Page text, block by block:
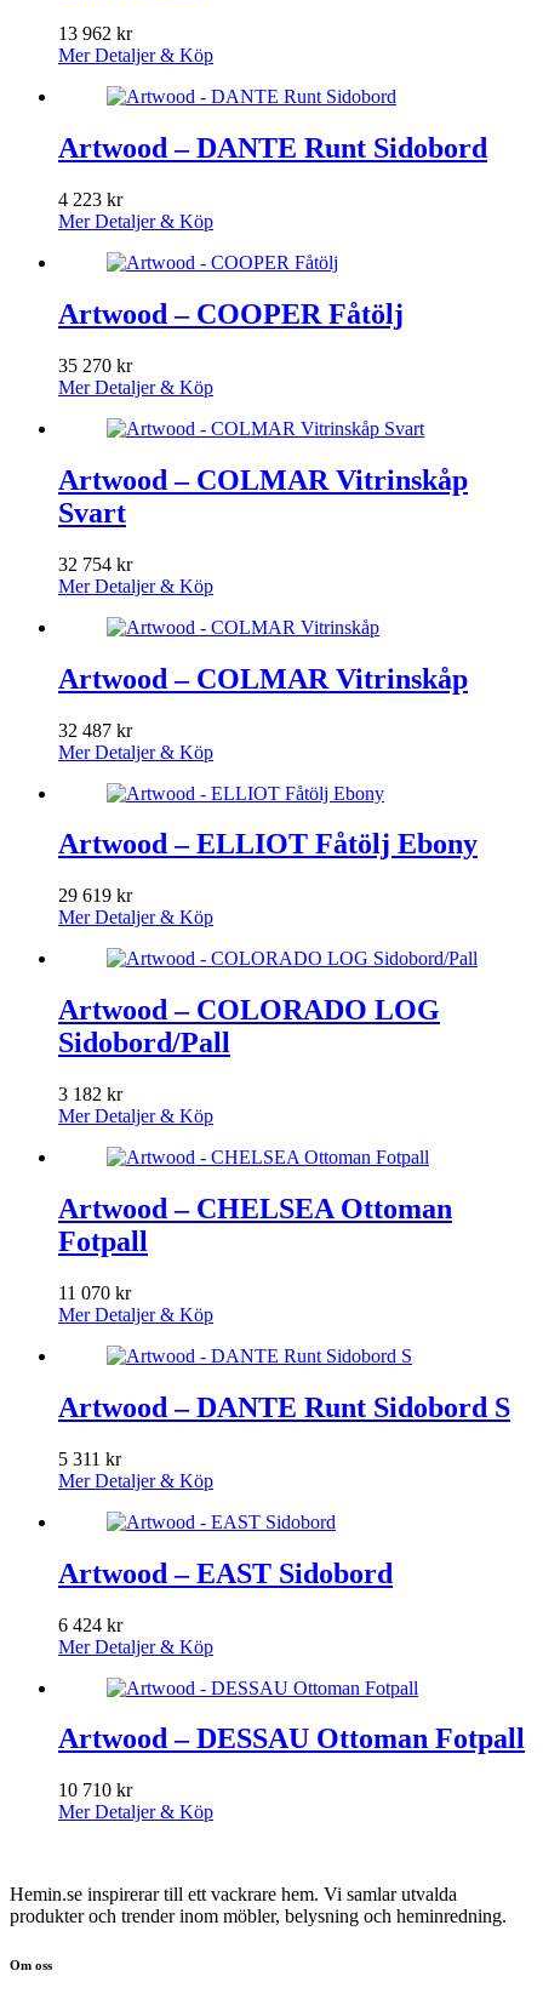
13 962 kr
Mer Detaljer & Köp
Artwood – DANTE Runt Sidobord
4 223 kr
Mer Detaljer & Köp
Artwood – COOPER Fåtölj
35 270 kr
Mer Detaljer & Köp
Artwood – COLMAR Vitrinskåp
Svart
32 754 kr
Mer Detaljer & Köp
Artwood – COLMAR Vitrinskåp
32 487 kr
Mer Detaljer & Köp
Artwood – ELLIOT Fåtölj Ebony
29 619 kr
Mer Detaljer & Köp
Artwood – COLORADO LOG
Sidobord/Pall
3 182 kr
Mer Detaljer & Köp
Artwood – CHELSEA Ottoman
Fotpall
11 070 kr
Mer Detaljer & Köp
Artwood – DANTE Runt Sidobord S
5 311 kr
Mer Detaljer & Köp
Artwood – EAST Sidobord
6 424 kr
Mer Detaljer & Köp
Artwood – DESSAU Ottoman Fotpall
10 710 kr
Mer Detaljer & Köp
Hemin.se inspirerar till ett vackrare hem. Vi samlar utvalda
produkter och trender inom möbler, belysning och heminredning.
Om oss